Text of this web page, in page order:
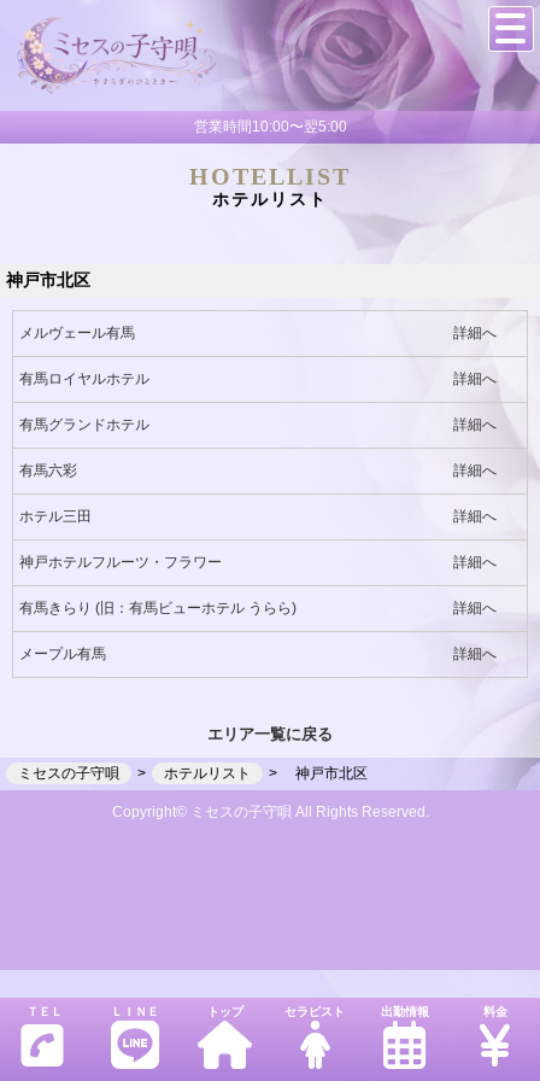
ＴＥＬ ＬＩＮＥ トップ セラピスト 出勤情報 料金
営業時間10:00〜翌5:00
HOTELLIST
ホテルリスト
神戸市北区
メルヴェール有馬 詳細へ
有馬ロイヤルホテル 詳細へ
有馬グランドホテル 詳細へ
有馬六彩 詳細へ
ホテル三田 詳細へ
神戸ホテルフルーツ・フラワー 詳細へ
有馬きらり (旧：有馬ビューホテル うらら) 詳細へ
メープル有馬 詳細へ
エリア一覧に戻る
ミセスの子守唄 ホテルリスト 神戸市北区
Copyright© ミセスの子守唄 All Rights Reserved.